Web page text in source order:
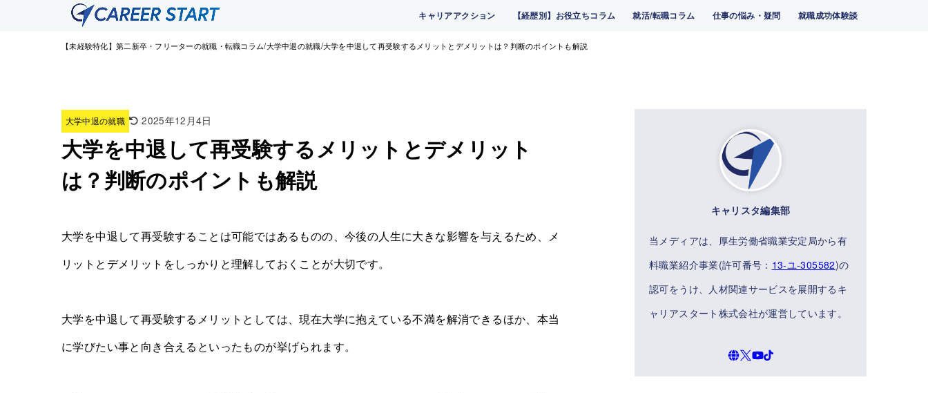
キャリアアクション 【経歴別】お役立ちコラム 就活/転職コラム 仕事の悩み・疑問 就職成功体験談
【未経験特化】第二新卒・フリーターの就職・転職コラム 大学中退の就職 大学を中退して再受験するメリットとデメリットは？判断のポイントも解説
大学中退の就職 2025年12月4日
大学を中退して再受験するメリットとデメリット
は？判断のポイントも解説
大学を中退して再受験することは可能ではあるものの、今後の人生に大きな影響を与えるため、メ
リットとデメリットをしっかりと理解しておくことが大切です。
大学を中退して再受験するメリットとしては、現在大学に抱えている不満を解消できるほか、本当
に学びたい事と向き合えるといったものが挙げられます。
キャリスタ編集部
当メディアは、厚生労働省職業安定局から有
料職業紹介事業(許可番号： 13-ユ-305582)の
認可をうけ、人材関連サービスを展開するキ
ャリアスタート株式会社が運営しています。